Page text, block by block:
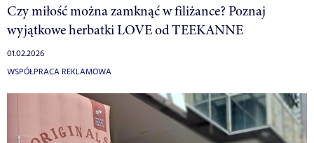
Czy miłość można zamknąć w filiżance? Poznaj
wyjątkowe herbatki LOVE od TEEKANNE
01.02.2026
WSPÓŁPRACA REKLAMOWA